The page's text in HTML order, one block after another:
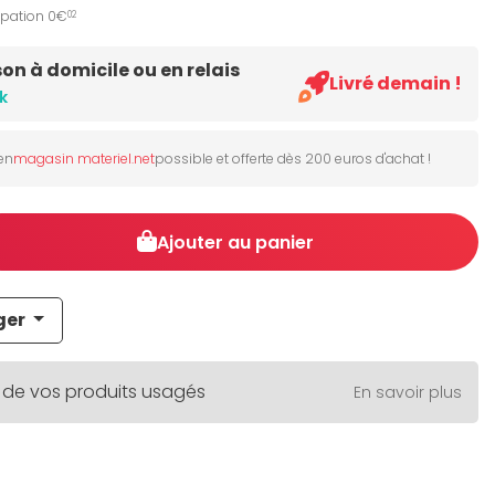
0€02
à domicile ou en relais
Livré demain !
magasin materiel.netpossible et offerte dès 200 euros d'achat !
Ajouter au panier
de vos produits usagés En savoir plus